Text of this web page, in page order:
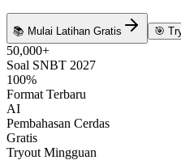
📚 Mulai Latihan Gratis 🎯
50,000+
Soal SNBT 2027
100%
Format Terbaru
AI
Pembahasan Cerdas
Gratis
Tryout Mingguan